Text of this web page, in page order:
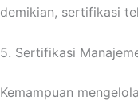
demikian, sertifikasi
5. Sertifikasi
Kemampuan